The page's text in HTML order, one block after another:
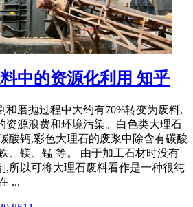
中的资源化利用 知乎
和磨抛过程中大约有70%转变为废料,
资源浪费和环境污染。白色类大理石
酸钙,彩色大理石的废浆中除含有碳酸
、镁、锰 等。 由于加工石材时没有
,所以可将大理石废料看作是一种很纯
...